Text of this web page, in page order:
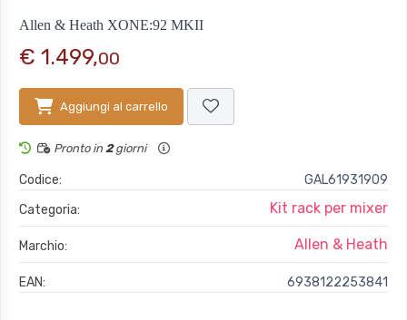
Allen & Heath XONE:92 MKII
€ 1.499,00
Aggiungi al carrello
Pronto in 2giorni
Codice:
GAL61931909
Categoria:
Kit rack per mixer
Marchio: Allen & Heath
EAN: 6938122253841